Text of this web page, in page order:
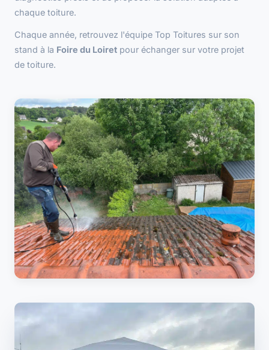
chaque toiture.
Chaque année, retrouvez l'équipe Top Toitures sur son
stand à la Foire du Loiret pour échanger sur votre projet
de toiture.